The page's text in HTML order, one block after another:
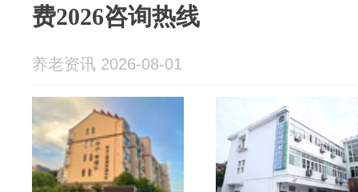
费2026咨询热线
养老资讯 2026-08-01